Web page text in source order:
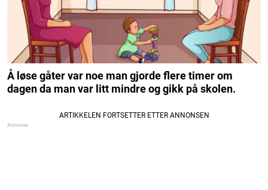
Å løse gåter var noe man gjorde flere timer om
dagen da man var litt mindre og gikk på skolen.